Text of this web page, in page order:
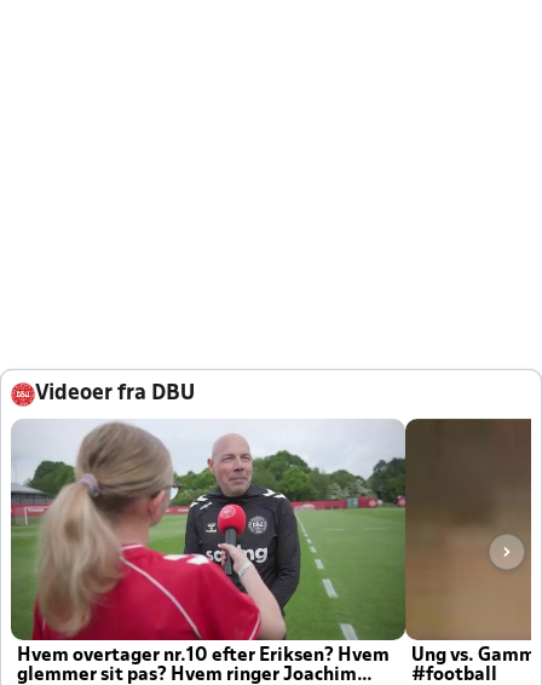
Videoer fra DBU
Hvem overtager nr.10 efter Eriksen? Hvem
glemmer sit pas? Hvem ringer Joachim
Ung vs.
#football